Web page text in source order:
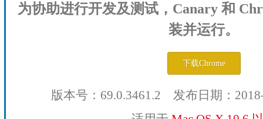
为协助进行开发及测试，Canary 和
装并运行。
下载Chrome
版本号：69.0.3461.2 发布日期：